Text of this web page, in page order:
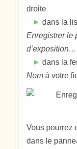
droite
► dans la
Enregistrer le
d’exposition…
► dans la
Nom à votre
Vous pourrez
dans le